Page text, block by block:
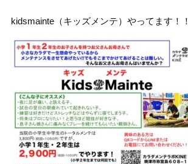
kidsmainte（キッズメンテ）やってます！！